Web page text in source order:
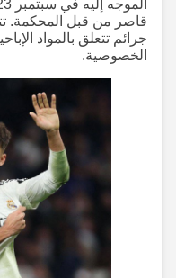
قاصر من قبل المحكمة.
جرائم تتعلق بالمواد
الخصوصية.